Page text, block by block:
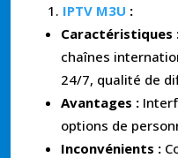
IPTV M3U :
Caractéristiques
chaînes
24/7, qualité de
Avantages :
options de
Inconvénients :